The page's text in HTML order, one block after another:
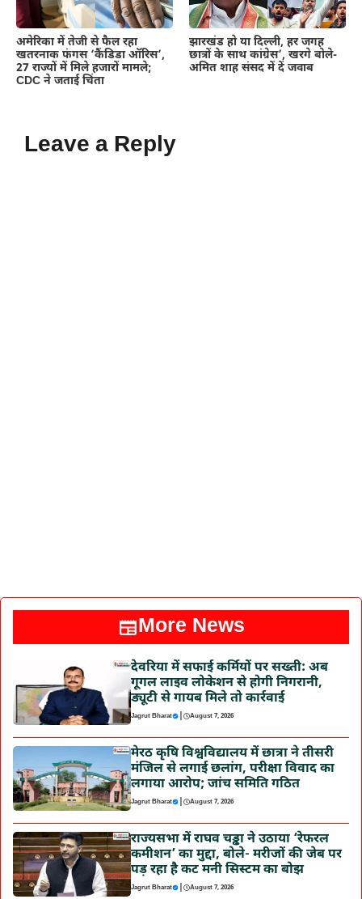
अमेरिका में तेजी से फैल रहा
खतरनाक फंगस ‘कैंडिडा ऑरिस’,
27 राज्यों में मिले हजारों मामले;
CDC ने जताई चिंता
झारखंड हो या दिल्ली, हर जगह
छात्रों के साथ कांग्रेस’, खरगे बोले-
अमित शाह संसद में दें जवाब
Leave a Reply
More News
देवरिया में सफाई कर्मियों पर सख्ती: अब
गूगल लाइव लोकेशन से होगी निगरानी,
ड्यूटी से गायब मिले तो कार्रवाई
Jagrut Bharat | August 7, 2026
मेरठ कृषि विश्वविद्यालय में छात्रा ने तीसरी
मंजिल से लगाई छलांग, परीक्षा विवाद का
लगाया आरोप; जांच समिति गठित
Jagrut Bharat | August 7, 2026
राज्यसभा में राघव चड्ढा ने उठाया ‘रेफरल
कमीशन’ का मुद्दा, बोले- मरीजों की जेब पर
पड़ रहा है कट मनी सिस्टम का बोझ
Jagrut Bharat | August 7, 2026